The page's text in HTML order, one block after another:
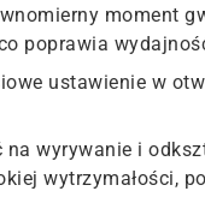
moment
poprawia
ustawienie w
na wyrywanie i
wytrzymałości,